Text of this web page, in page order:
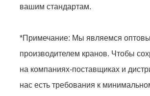
вашим стандартам.
*Примечание: Мы являемся
производителем кранов. Чтобы
на компаниях-поставщиках и
нас есть требования к